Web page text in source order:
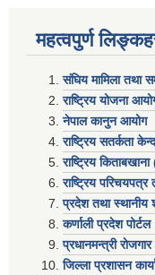
महत्वपुर्ण
संघिय मामिला तथा
राष्ट्रिय योजना
नेपाल कानुन आयोग
राष्ट्रिय सतर्कता
राष्ट्रिय
राष्ट्रिय
प्रदेश तथा स्थानीय
कर्णाली प्रदेश पोर्टल
प्रधानमन्त्री
जिल्ला प्रशासन